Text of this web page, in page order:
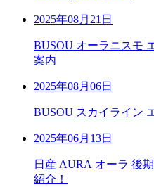
2025年08月21日
BUSOU オーラニスモ
案内
2025年08月06日
BUSOU スカイライン
2025年06月13日
日産 AURA オーラ 後
紹介！